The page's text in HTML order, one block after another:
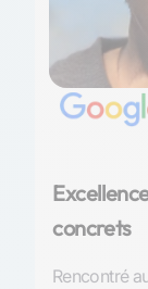
concrets
Rencontré